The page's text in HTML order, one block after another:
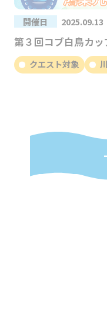
開催日 2025.09.13
第３回コブ白鳥カッ
クエスト対象